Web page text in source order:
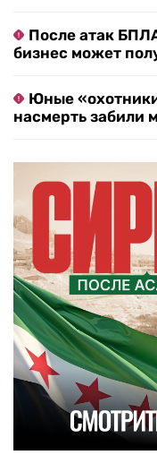
После атак
бизнес может
Юные
насмерть забили